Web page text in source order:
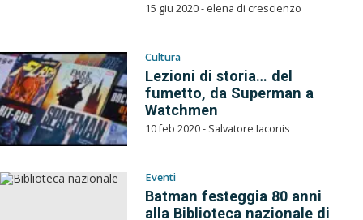
15 giu 2020 - elena di crescienzo
Cultura
Lezioni di storia… del
fumetto, da Superman a
Watchmen
10 feb 2020 - Salvatore Iaconis
Eventi
Batman festeggia 80 anni
alla Biblioteca nazionale di